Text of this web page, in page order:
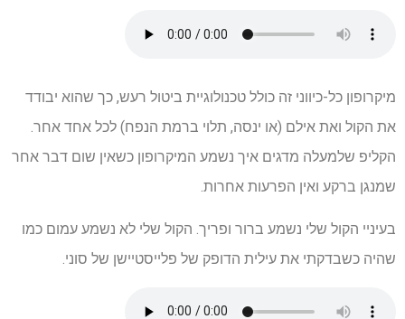
מיקרופון כל-כיווני זה כולל טכנולוגיית ביטול רעש, כך שהוא יבודד
את הקול ואת אילם (או ינסה, תלוי ברמת הנפח) לכל אחד אחר.
הקליפ שלמעלה מדגים איך נשמע המיקרופון כשאין שום דבר אחר
שמנגן ברקע ואין הפרעות אחרות.
בעיניי הקול שלי נשמע ברור ופריך. הקול שלי לא נשמע עמום כמו
שהיה כשבדקתי את עילית הדופק של פלייסטיישן של סוני.